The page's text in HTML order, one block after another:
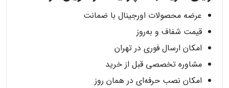
عرضه محصولات اورجینال با ضمانت
قیمت شفاف و به‌روز
امکان ارسال فوری در تهران
مشاوره تخصصی قبل از خرید
امکان نصب حرفه‌ای در همان روز